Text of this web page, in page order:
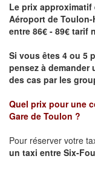
Le prix approximatif
Aéroport de
entre 86€ - 89€ tarif
Si vous êtes 4 ou 5
pensez à
des cas par les
Quel prix pour une
Gare de Toulon ?
Pour réserver votre
un taxi entre Six-